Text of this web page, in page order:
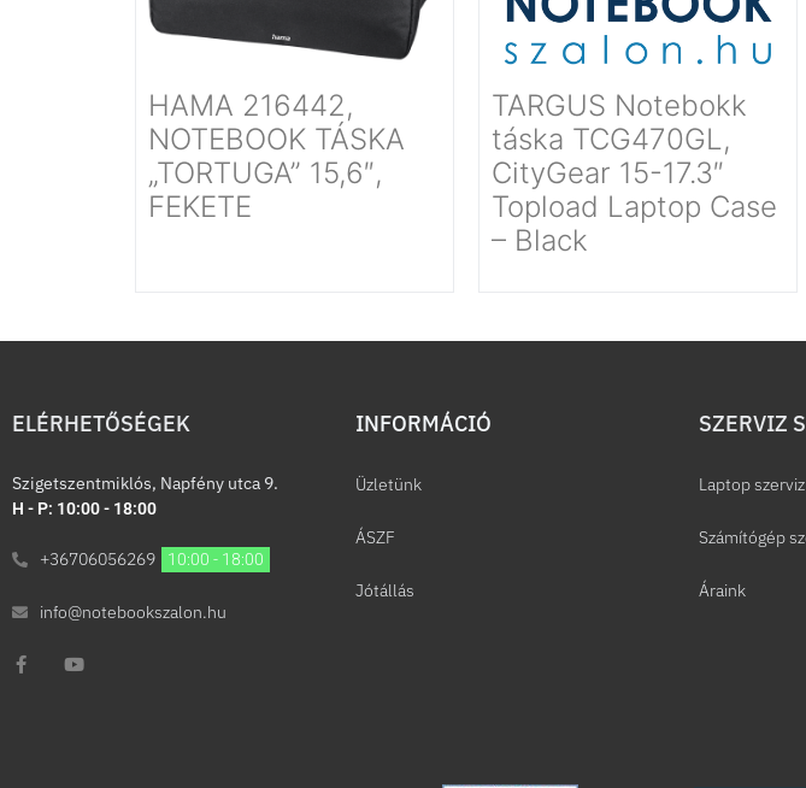
HAMA 216442,
NOTEBOOK TÁSKA
„TORTUGA” 15,6″,
FEKETE
TARGUS Notebokk
táska TCG470GL,
CityGear 15-17.3″
Topload Laptop Case
– Black
ELÉRHETŐSÉGEK
Szigetszentmiklós, Napfény utca 9.
H - P: 10:00 - 18:00
+36706056269 10:00 - 18:00
info@notebookszalon.hu
INFORMÁCIÓ​
Üzletünk
ÁSZF
Jótállás
SZERVIZ
Laptop szerviz
Számítógép
Áraink